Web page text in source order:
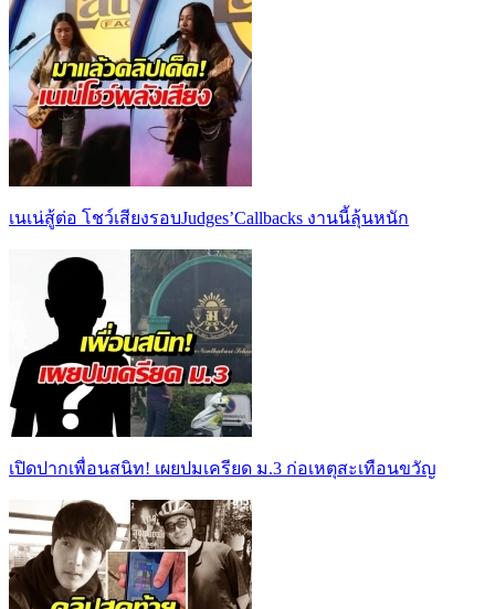
เนเน่สู้ต่อ โชว์เสียงรอบJudges’Callbacks งานนี้ลุ้นหนัก
เปิดปากเพื่อนสนิท! เผยปมเครียด ม.3 ก่อเหตุสะเทือนขวัญ